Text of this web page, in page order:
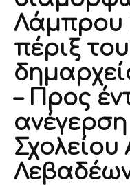
Λάμπρου
πέριξ
– Προς
Σχολείου